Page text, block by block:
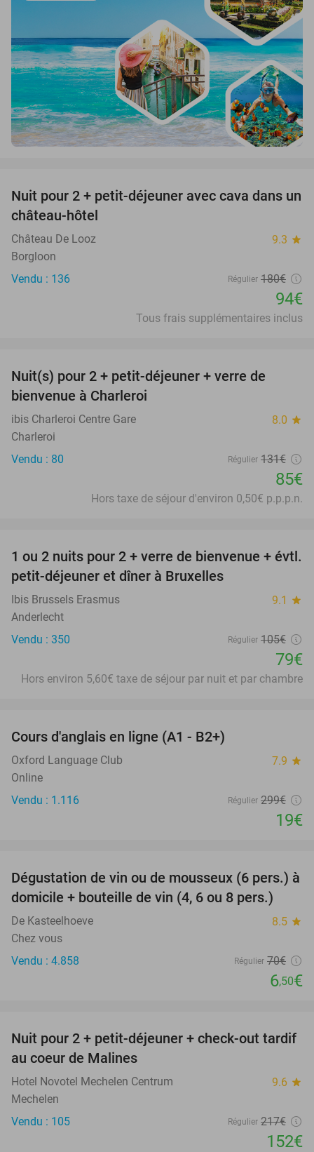
48%
Nuit pour 2 + petit-déjeuner avec cava dans un
château-hôtel
Château De Looz 9.3 star
Borgloon
Vendu : 136
Régulier 180€
94€
Tous frais supplémentaires inclus
Nuit(s) pour 2 + petit-déjeuner + verre de
bienvenue à Charleroi
ibis Charleroi Centre Gare 8.0 star
Charleroi
Vendu : 80
Régulier 131€
85€
Hors taxe de séjour d'environ 0,50€ p.p.p.n.
25%
1 ou 2 nuits pour 2 + verre de bienvenue + évtl.
petit-déjeuner et dîner à Bruxelles
Ibis Brussels Erasmus 9.1 star
Anderlecht
Vendu : 350
Régulier 105€
79€
Hors environ 5,60€ taxe de séjour par nuit et par chambre
Cours d'anglais en ligne (A1 - B2+)
Oxford Language Club 7.9 star
Online
Vendu : 1.116
Régulier 299€
19€
91%
Dégustation de vin ou de mousseux (6 pers.) à
domicile + bouteille de vin (4, 6 ou 8 pers.)
De Kasteelhoeve 8.5 star
Chez vous
Vendu : 4.858
Régulier 70€
6,50€
30%
Nuit pour 2 + petit-déjeuner + check-out tardif
au coeur de Malines
Hotel Novotel Mechelen Centrum 9.6 star
Mechelen
Vendu : 105
Régulier 217€
152€